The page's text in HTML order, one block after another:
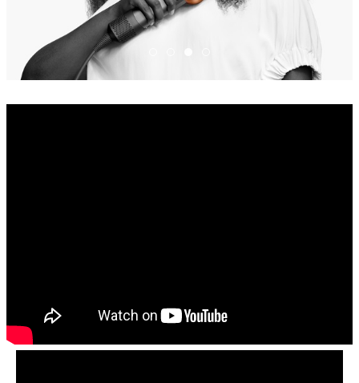
Dyson-Airstrait-Bright-Nickel-
Dyson-Airstrait-Bright-Nickel-
Dyson-Airstrait-Bright-
Dyson-Airstrait-Bright-